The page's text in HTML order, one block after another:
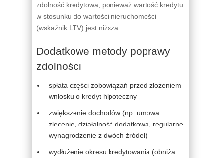
zdolność kredytowa, ponieważ wartość kredytu
w stosunku do wartości nieruchomości
(wskaźnik LTV) jest niższa.
Dodatkowe metody poprawy
zdolności
spłata części zobowiązań przed złożeniem
wniosku o kredyt hipoteczny
zwiększenie dochodów (np. umowa
zlecenie, działalność dodatkowa, regularne
wynagrodzenie z dwóch źródeł)
wydłużenie okresu kredytowania (obniża